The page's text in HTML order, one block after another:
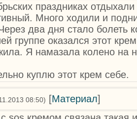
праздниках
Много ходили и
два дня стало болеть
группе оказался этот
Я намазала колено на
куплю этот крем себе.
08:50) [Материал]